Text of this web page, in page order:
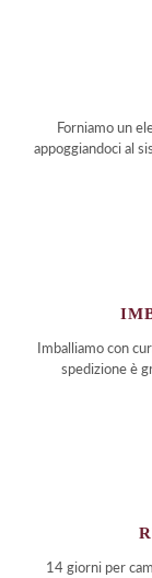
Forniamo un
appoggiandoci al
Imballiamo con
spedizione è
14 giorni per